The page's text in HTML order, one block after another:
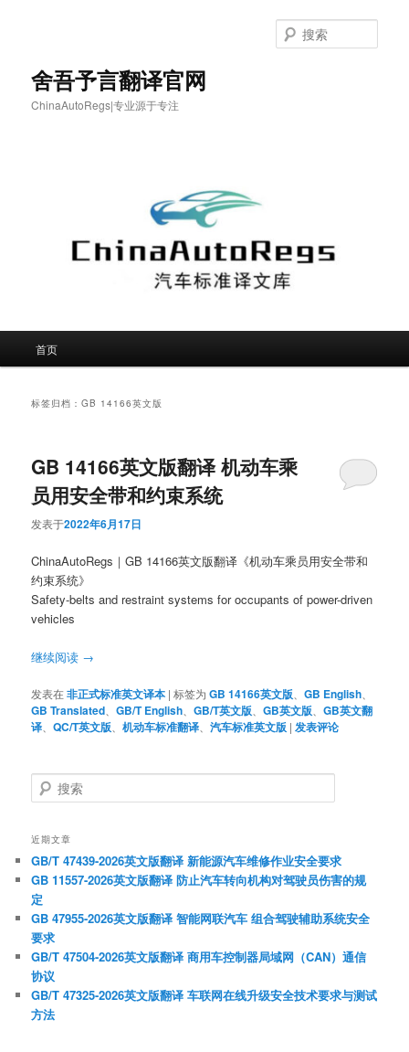
舍吾予言翻译官网
ChinaAutoRegs|专业源于专注
索
首页
标签归档：GB 14166英文版
GB 14166英文版翻译 机动车乘
员用安全带和约束系统
发表于2022年6月17日
ChinaAutoRegs｜GB 14166英文版翻译《机动车乘员用安全带和
约束系统》
Safety-belts and restraint systems for occupants of power-driven
vehicles
继续阅读 →
发表在非正式标准英文译本 |标签为 GB 14166英文版 、GB English
GB Translated 、GB/T English 、GB/T英文版 、GB英文版 、GB英文翻
译 、QC/T英文版 、机动车标准翻译 、汽车标准英文版 | 发表评论
搜
索
近期文章
GB/T 47439-2026英文版翻译 新能源汽车维修作业安全要求
GB 11557-2026英文版翻译 防止汽车转向机构对驾驶员伤害的规
定
GB 47955-2026英文版翻译 智能网联汽车 组合驾驶辅助系统安全
要求
GB/T 47504-2026英文版翻译 商用车控制器局域网（CAN）通信
协议
GB/T 47325-2026英文版翻译 车联网在线升级安全技术要求与测试
方法